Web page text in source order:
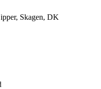
Skagen, DK